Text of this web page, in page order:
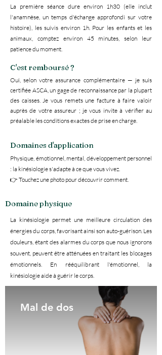
La première séance dure environ 1h30 (elle inclut
l'anamnèse, un temps d'échange approfondi sur votre
histoire), les suivis environ 1h. Pour les enfants et les
animaux, comptez environ 45 minutes, selon leur
patience du moment.
C'est remboursé ?
Oui, selon votre assurance complémentaire — je suis
certifiée ASCA, un gage de reconnaissance par la plupart
des caisses. Je vous remets une facture à faire valoir
auprès de votre assureur ; je vous invite à vérifier au
préalable les conditions exactes de prise en charge.
Domaines d'application
Physique, émotionnel, mental, développement personnel
: la kinésiologie s'adapte à ce que vous vivez.
👉 Touchez une photo pour découvrir comment.
Domaine physique
La kinésiologie permet une meilleure circulation des
énergies du corps, favorisant ainsi son auto-guérison. Les
douleurs, étant des alarmes du corps que nous ignorons
souvent, peuvent être atténuées en traitant les blocages
émotionnels. En rééquilibrant l'émotionnel, la
kinésiologie aide à guérir le corps.
Mal de dos